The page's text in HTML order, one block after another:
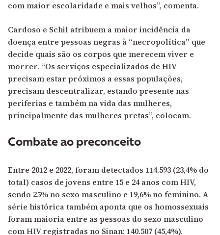
com maior escolaridade e mais velhos”, comenta.
Cardoso e Schil atribuem a maior incidência da
doença entre pessoas negras à “necropolítica” que
decide quais são os corpos que merecem viver e
morrer. “Os serviços especializados de HIV
precisam estar próximos a essas populações,
precisam descentralizar, estando presente nas
periferias e também na vida das mulheres,
principalmente das mulheres pretas”, colocam.
Combate ao preconceito
Entre 2012 e 2022, foram detectados 114.593 (23,4% do
total) casos de jovens entre 15 e 24 anos com HIV,
sendo 25% no sexo masculino e 19,6% no feminino. A
série histórica também aponta que os homossexuais
foram maioria entre as pessoas do sexo masculino
com HIV registradas no Sinan: 140.507 (45,4%).